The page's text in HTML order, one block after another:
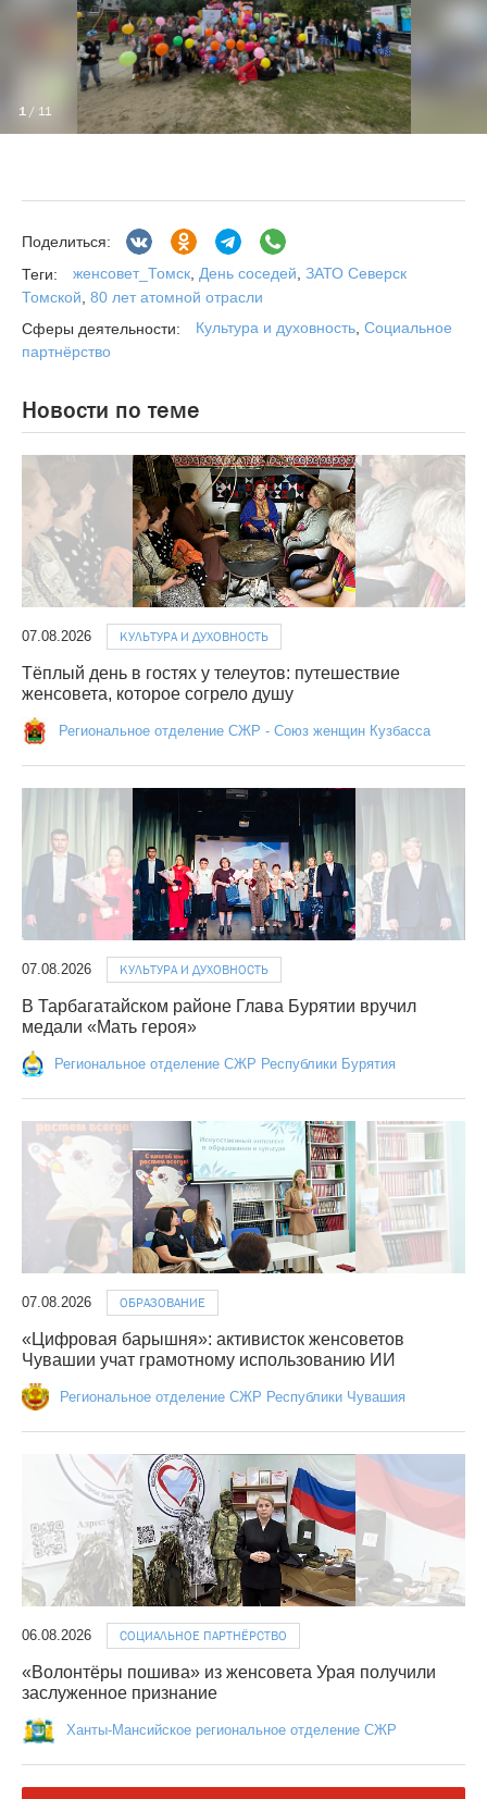
1 / 11
Поделиться:
Теги:
женсовет_Томск, День соседей, ЗАТО Северск
Томской 80 лет атомной отрасли
Сферы деятельности:
Культура и духовность Социальное
партнёрство
Новости по теме
07.08.2026 КУЛЬТУРА И ДУХОВНОСТЬ
Тёплый день в гостях у телеутов: путешествие
женсовета, которое согрело душу
Региональное отделение СЖР - Союз женщин Кузбасса
07.08.2026 КУЛЬТУРА И ДУХОВНОСТЬ
В Тарбагатайском районе Глава Бурятии вручил
медали «Мать героя»
Региональное отделение СЖР Республики Бурятия
07.08.2026 ОБРАЗОВАНИЕ
«Цифровая барышня»: активисток женсоветов
Чувашии учат грамотному использованию ИИ
Региональное отделение СЖР Республики Чувашия
06.08.2026 СОЦИАЛЬНОЕ ПАРТНЁРСТВО
«Волонтёры пошива» из женсовета Урая получили
заслуженное признание
Ханты-Мансийское региональное отделение СЖР